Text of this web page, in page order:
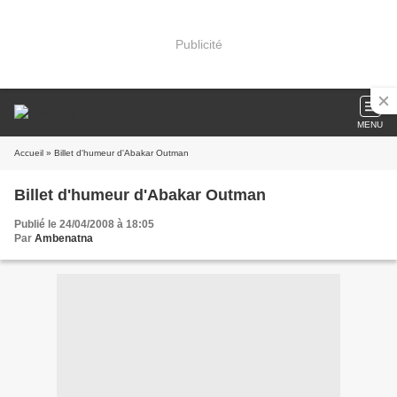
Publicité
MENU
Accueil » Billet d'humeur d'Abakar Outman
Billet d'humeur d'Abakar Outman
Publié le 24/04/2008 à 18:05
Par Ambenatna